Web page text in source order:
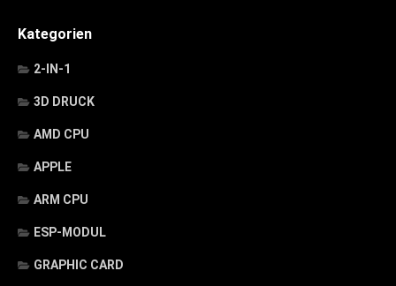
Kategorien
2-IN-1
3D DRUCK
AMD CPU
APPLE
ARM CPU
ESP-MODUL
GRAPHIC CARD